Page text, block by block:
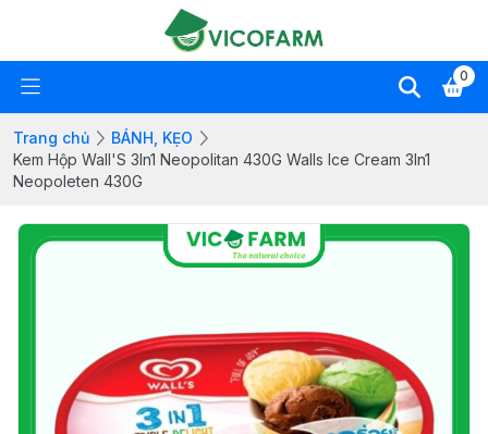
0
Trang chủ
BÁNH, KẸO
Kem Hộp Wall'S 3In1 Neopolitan 430G Walls Ice Cream 3In1
Neopoleten 430G